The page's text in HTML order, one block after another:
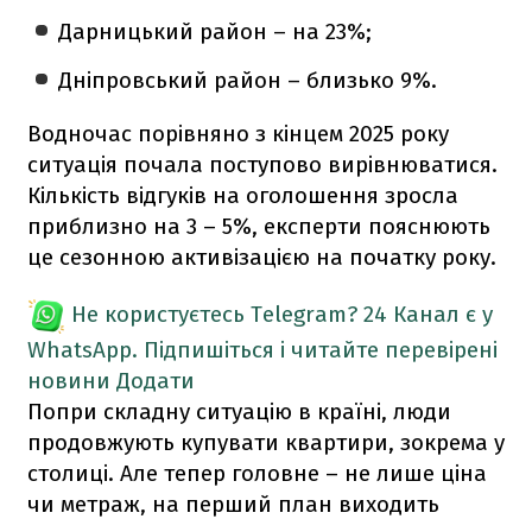
Дарницький район – на 23%;
Дніпровський район – близько 9%.
Водночас порівняно з кінцем 2025 року
ситуація почала поступово вирівнюватися.
Кількість відгуків на оголошення зросла
приблизно на 3 – 5%, експерти пояснюють
це сезонною активізацією на початку року.
Не користуєтесь Telegram? 24 Канал є у
WhatsApp. Підпишіться і читайте перевірені
новини Додати
Попри складну ситуацію в країні, люди
продовжують купувати квартири, зокрема у
столиці. Але тепер головне – не лише ціна
чи метраж, на перший план виходить